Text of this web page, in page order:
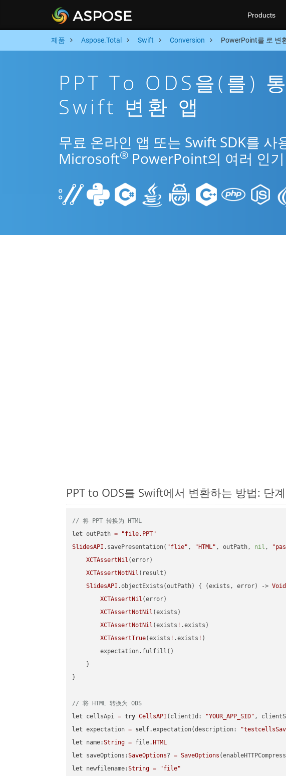
Products
제품 Aspose.Total Swift Conversion PowerPoint를 로 변
PPT To ODS을(를)
Swift 변환 앱
무료 온라인 앱 또는 Swift SDK를 사
Microsoft® PowerPoint의 여러 인
PPT to ODS를 Swift에서 변환하는 방법: 단
// 将 PPT 转换为 HTML
let outPath =
"file.PPT"
SlidesAPI .savePresentation( "flie" , "HTML" , outPath, nil ,
XCTAssertNil (error)
XCTAssertNotNil (result)
SlidesAPI .objectExists(outPath) { (exists, error) -> Void
XCTAssertNil (error)
XCTAssertNotNil (exists)
XCTAssertNotNil (exists ! .exists)
XCTAssertTrue(exists ! .exists ! )
        expectation.fulfill()
    }
}
// 将 HTML 转换为 ODS
let cellsApi = try CellsAPI (clientId: "YOUR_APP_SID" ,
let expectation = self.expectation(description:
let name:String = file. HTML
let saveOptions:SaveOptions? = SaveOptions
let newfilename:String =
"file"